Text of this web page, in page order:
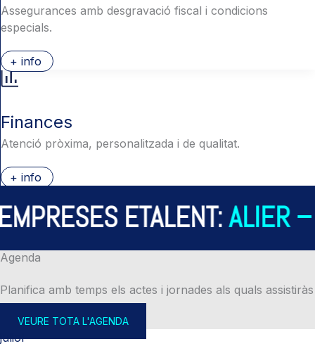
Assegurances amb desgravació fiscal i condicions
especials.
+ info
Finances
Atenció pròxima, personalitzada i de qualitat.
+ info
ETALENT:ALIER –
Agenda
Planifica amb temps els actes i jornades als quals assistiràs
VEURE TOTA L'AGENDA
juliol